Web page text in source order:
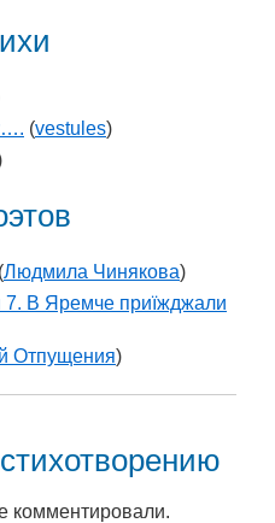
(vestules)
(Людмила Чинякова)
7. В Яремче приїжджали
Отпущения)
комментировали.